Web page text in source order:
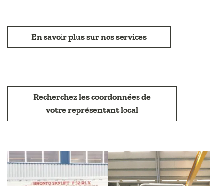
En savoir plus sur nos services
Recherchez les coordonnées de
votre représentant local